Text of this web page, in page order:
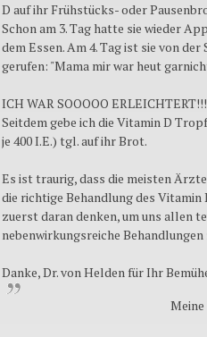
D auf ihr Frühstücks- oder
Schon am 3. Tag hatte sie wieder
dem Essen. Am 4. Tag ist sie von
gerufen: "Mama mir war heut
ICH WAR SOOOOO ERLEICHTERT!!!
Seitdem gebe ich die Vitamin D
je 400 I.E.) tgl. auf ihr Brot.
Es ist traurig, dass die meisten
die richtige Behandlung des Vitamin
zuerst daran denken, um uns allen
nebenwirkungsreiche Behandlungen
Danke, Dr. von Helden für Ihr
Meine